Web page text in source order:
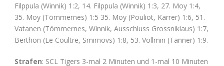
Filppula (Winnik) 1:2, 14. Filppula (Winnik) 1:3, 27. Moy 1:4,
35. Moy (Tömmernes) 1:5 35. Moy (Pouliot, Karrer) 1:6, 51.
Vatanen (Tömmernes, Winnik, Ausschluss Grossniklaus) 1:7,
Berthon (Le Coultre, Smirnovs) 1:8, 53. Völlmin (Tanner) 1:9.
Strafen: SCL Tigers 3-mal 2 Minuten und 1-mal 10 Minuten